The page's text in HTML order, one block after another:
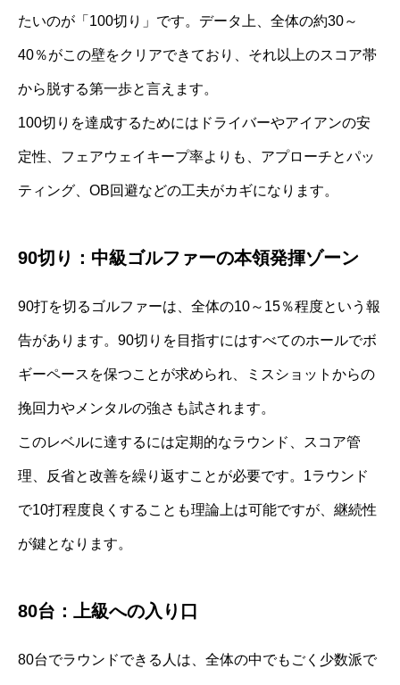
たいのが「100切り」です。データ上、全体の約30～
40％がこの壁をクリアできており、それ以上のスコア帯
から脱する第一歩と言えます。
100切りを達成するためにはドライバーやアイアンの安
定性、フェアウェイキープ率よりも、アプローチとパッ
ティング、OB回避などの工夫がカギになります。
90切り：中級ゴルファーの本領発揮ゾーン
90打を切るゴルファーは、全体の10～15％程度という報
告があります。90切りを目指すにはすべてのホールでボ
ギーペースを保つことが求められ、ミスショットからの
挽回力やメンタルの強さも試されます。
このレベルに達するには定期的なラウンド、スコア管
理、反省と改善を繰り返すことが必要です。1ラウンド
で10打程度良くすることも理論上は可能ですが、継続性
が鍵となります。
80台：上級への入り口
80台でラウンドできる人は、全体の中でもごく少数派で